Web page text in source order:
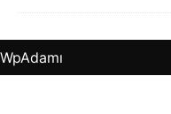
WpAdamı